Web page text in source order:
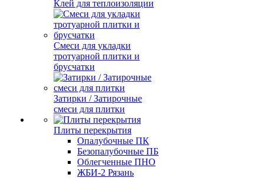
Клей для теплоизоляции
Смеси для укладки
тротуарной плитки и
брусчатки
Затирки / Затирочные
смеси для плитки
Плиты перекрытия
Опалубочные ПК
Безопалубочные ПБ
Облегченные ПНО
ЖБИ-2 Рязань